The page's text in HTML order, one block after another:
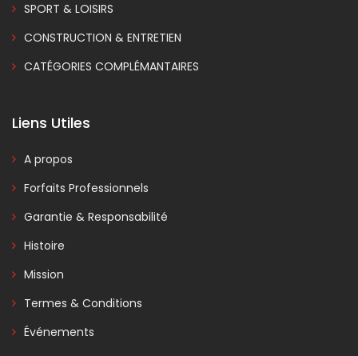
SPORT & LOISIRS
CONSTRUCTION & ENTRETIEN
CATÉGORIES COMPLÉMANTAIRES
Liens Utiles
A propos
Forfaits Professionnels
Garantie & Responsabilité
Histoire
Mission
Termes & Conditions
Événements